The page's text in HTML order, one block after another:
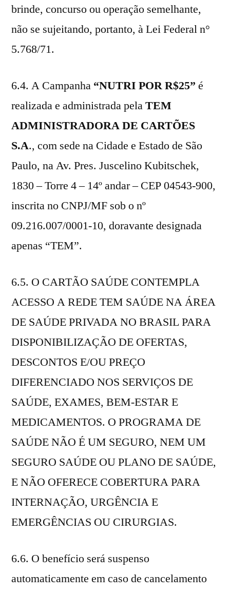
brinde, concurso ou operação semelhante,
não se sujeitando, portanto, à Lei Federal n°
5.768/71.
6.4. A Campanha “NUTRI POR R$25” é
realizada e administrada pelaTEM
ADMINISTRADORA DE CARTÕES
S.A., com sede na Cidade e Estado de São
Paulo, na Av. Pres. Juscelino Kubitschek,
1830 – Torre 4 – 14º andar – CEP 04543-900,
inscrita no CNPJ/MF sob o nº
09.216.007/0001-10, doravante designada
apenas “TEM”.
6.5. O CARTÃO SAÚDE CONTEMPLA
ACESSO A REDE TEM SAÚDE NA ÁREA
DE SAÚDE PRIVADA NO BRASIL PARA
DISPONIBILIZAÇÃO DE OFERTAS,
DESCONTOS E/OU PREÇO
DIFERENCIADO NOS SERVIÇOS DE
SAÚDE, EXAMES, BEM-ESTAR E
MEDICAMENTOS. O PROGRAMA DE
SAÚDE NÃO É UM SEGURO, NEM UM
SEGURO SAÚDE OU PLANO DE SAÚDE,
E NÃO OFERECE COBERTURA PARA
INTERNAÇÃO, URGÊNCIA E
EMERGÊNCIAS OU CIRURGIAS.
6.6. O benefício será suspenso
automaticamente em caso de cancelamento